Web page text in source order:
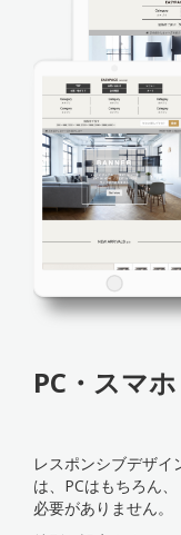
PC・スマ
レスポンシブデザイ
は、PCはもちろん
必要がありません。